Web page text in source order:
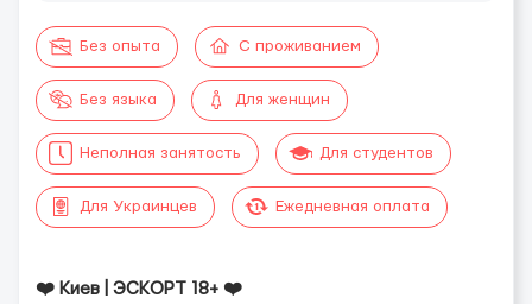
Без опыта С проживанием
Без языка Для женщин
Неполная занятость Для студентов
Для Украинцев Ежедневная оплата
❤️ Киев | ЭСКОРТ 18+ ❤️